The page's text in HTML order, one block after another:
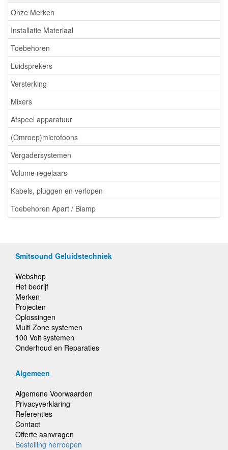
Onze Merken
Installatie Materiaal
Toebehoren
Luidsprekers
Versterking
Mixers
Afspeel apparatuur
(Omroep)microfoons
Vergadersystemen
Volume regelaars
Kabels, pluggen en verlopen
Toebehoren Apart / Biamp
Smitsound Geluidstechniek
Webshop
Het bedrijf
Merken
Projecten
Oplossingen
Multi Zone systemen
100 Volt systemen
Onderhoud en Reparaties
Algemeen
Algemene Voorwaarden
Privacyverklaring
Referenties
Contact
Offerte aanvragen
Bestelling herroepen